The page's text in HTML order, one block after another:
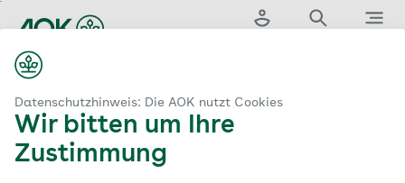
Datenschutzhinweis: Die AOK nutzt Cookies
Wir bitten um Ihre
Zustimmung
Hauptinhalt
springen
Der Rückrufservice